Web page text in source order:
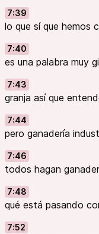
7:39
lo que sí que hemos
7:40
es una palabra muy
7:43
granja así que
7:44
pero ganadería
7:46
todos hagan
7:48
qué está pasando
7:52